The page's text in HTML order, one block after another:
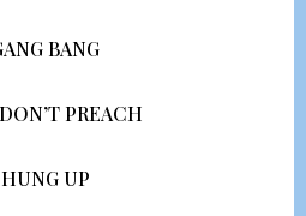
BANG
PREACH
UP